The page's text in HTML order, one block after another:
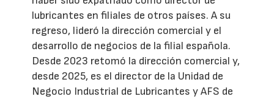
lubricantes en filiales de otros países. A su
regreso, lideró la dirección comercial y el
desarrollo de negocios de la filial española.
Desde 2023 retomó la dirección comercial y,
desde 2025, es el director de la Unidad de
Negocio Industrial de Lubricantes y AFS de